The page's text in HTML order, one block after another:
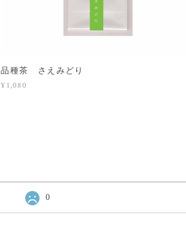
品種茶 さえみどり
¥1,080
0